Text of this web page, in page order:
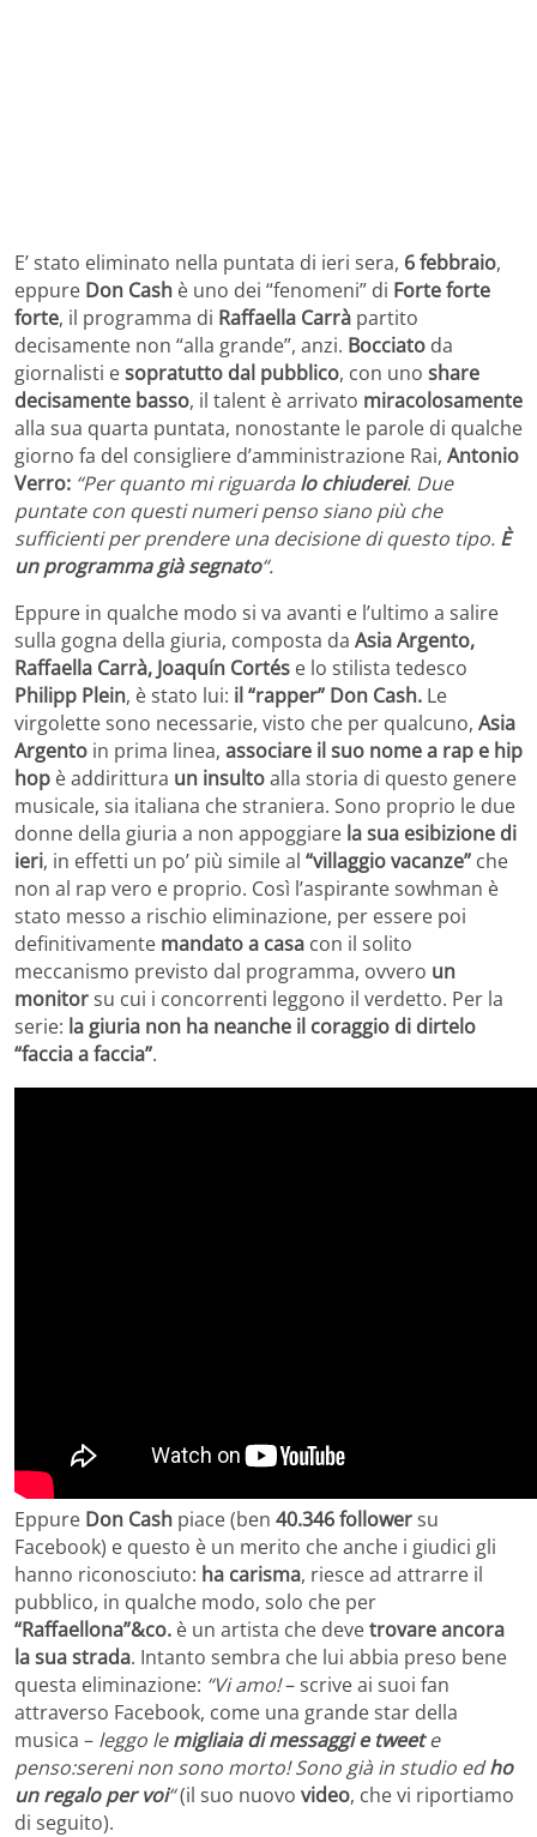
E’ stato eliminato nella puntata di ieri sera, 6 febbraio,
eppure Don Cash è uno dei “fenomeni” di Forte forte
forte, il programma di Raffaella Carrà partito
decisamente non “alla grande”, anzi. Bocciato da
giornalisti esopratutto dal pubblico, con uno share
decisamente basso, il talent è arrivato miracolosamente
alla sua quarta puntata, nonostante le parole di qualche
giorno fa del consigliere d’amministrazione Rai, Antonio
Verro: “Per quanto mi riguarda lo chiuderei. Due
puntate con questi numeri penso siano più che
sufficienti per prendere una decisione di questo tipo. È
un programma già segnato“.
Eppure in qualche modo si va avanti e l’ultimo a salire
sulla gogna della giuria, composta da Asia Argento,
Raffaella Carrà, Joaquín Cortés e lo stilista tedesco
Philipp Plein, è stato lui: il “rapper” Don Cash. Le
virgolette sono necessarie, visto che per qualcuno, Asia
Argento in prima linea, associare il suo nome a rap e hip
hop è addirittura un insultoalla storia di questo genere
musicale, sia italiana che straniera. Sono proprio le due
donne della giuria a non appoggiare la sua esibizione di
ieri, in effetti un po’ più simile al “villaggio vacanze” che
non al rap vero e proprio. Così l’aspirante sowhman è
stato messo a rischio eliminazione, per essere poi
definitivamente mandato a casa con il solito
meccanismo previsto dal programma, ovvero un
monitorsu cui i concorrenti leggono il verdetto. Per la
serie: la giuria non ha neanche il coraggio di dirtelo
“faccia a faccia”.
Eppure Don Cash piace (ben 40.346 followersu
Facebook) e questo è un merito che anche i giudici gli
hanno riconosciuto: ha carisma, riesce ad attrarre il
pubblico, in qualche modo, solo che per
“Raffaellona”&co. è un artista che devetrovare ancora
la sua strada. Intanto sembra che lui abbia preso bene
questa eliminazione: “Vi amo!– scrive ai suoi fan
attraverso Facebook, come una grande star della
musica – leggo lemigliaia di messaggi e tweete
penso:sereni non sono morto! Sono già in studio edho
un regalo per voi“(il suo nuovo video, che vi riportiamo
di seguito).